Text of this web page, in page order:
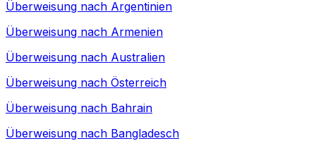
Überweisung nach Argentinien
Überweisung nach Armenien
Überweisung nach Australien
Überweisung nach Österreich
Überweisung nach Bahrain
Überweisung nach Bangladesch